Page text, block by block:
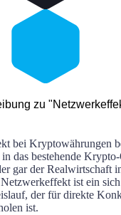
zu
bei Kryptowährungen
das bestehende
gar der Realwirtschaft
ist ein
der für direkte
ist.